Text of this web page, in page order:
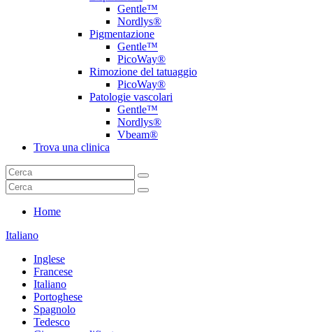
Gentle™
Nordlys®
Pigmentazione
Gentle™
PicoWay®
Rimozione del tatuaggio
PicoWay®
Patologie vascolari
Gentle™
Nordlys®
Vbeam®
Trova una clinica
Home
Italiano
Inglese
Francese
Italiano
Portoghese
Spagnolo
Tedesco